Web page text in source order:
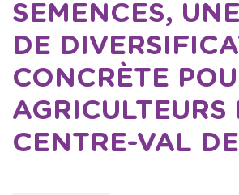
SEMENCES,
DE
CONCRÈTE
AGRICULTEURS
CENTRE-VAL